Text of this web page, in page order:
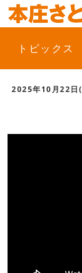
トピックス
2025年10月22日